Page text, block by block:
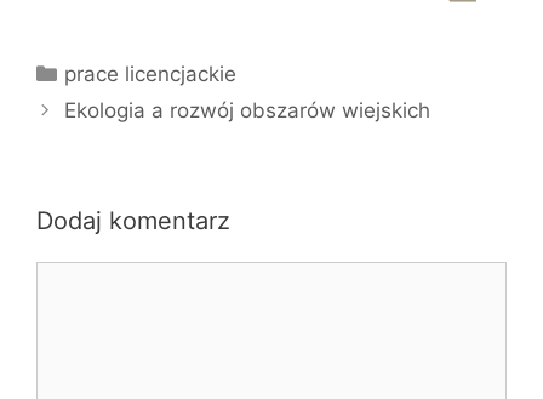
Kategorie
prace licencjackie
Ekologia a rozwój obszarów wiejskich
Dodaj komentarz